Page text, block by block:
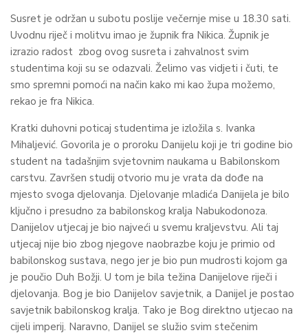
Susret je održan u subotu poslije večernje mise u 18.30 sati.
Uvodnu riječ i molitvu imao je župnik fra Nikica. Župnik je
izrazio radost zbog ovog susreta i zahvalnost svim
studentima koji su se odazvali. Želimo vas vidjeti i čuti, te
smo spremni pomoći na način kako mi kao župa možemo,
rekao je fra Nikica.
Kratki duhovni poticaj studentima je izložila s. Ivanka
Mihaljević. Govorila je o proroku Danijelu koji je tri godine bio
student na tadašnjim svjetovnim naukama u Babilonskom
carstvu. Završen studij otvorio mu je vrata da dođe na
mjesto svoga djelovanja. Djelovanje mladića Danijela je bilo
ključno i presudno za babilonskog kralja Nabukodonoza.
Danijelov utjecaj je bio najveći u svemu kraljevstvu. Ali taj
utjecaj nije bio zbog njegove naobrazbe koju je primio od
babilonskog sustava, nego jer je bio pun mudrosti kojom ga
je poučio Duh Božji. U tom je bila težina Danijelove riječi i
djelovanja. Bog je bio Danijelov savjetnik, a Danijel je postao
savjetnik babilonskog kralja. Tako je Bog direktno utjecao na
cijeli imperij. Naravno, Danijel se služio svim stečenim